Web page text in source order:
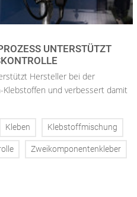
UNTERSTÜTZT
Hersteller bei der
und verbessert damit
Kleben Klebstoffmischung
Zweikomponentenkleber